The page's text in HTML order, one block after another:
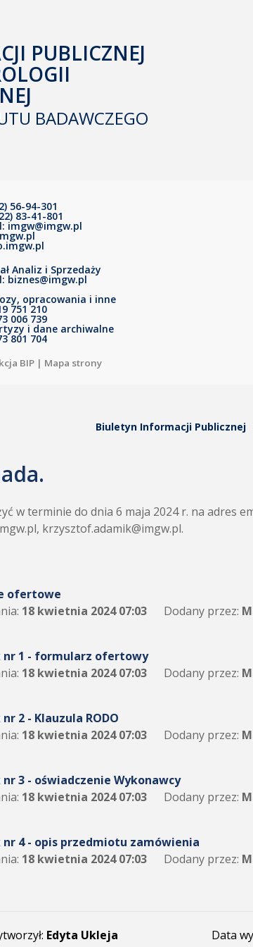
PUBLICZNEJ
BADAWCZEGO
56-94-301
83-41-801
imgw@imgw.pl
Analiz i Sprzedaży
biznes@imgw.pl
opracowania i inne
751 210
006 739
i dane archiwalne
801 704
BIP | Mapa strony
Biuletyn Informacji Publicznej
w terminie do dnia 6 maja 2024 r. na adres
krzysztof.adamik@imgw.pl.
ofertowe
18 kwietnia 2024 07:03 Dodany przez:
nr 1 - formularz ofertowy
18 kwietnia 2024 07:03 Dodany przez:
nr 2 - Klauzula RODO
18 kwietnia 2024 07:03 Dodany przez:
nr 3 - oświadczenie Wykonawcy
18 kwietnia 2024 07:03 Dodany przez:
nr 4 - opis przedmiotu zamówienia
18 kwietnia 2024 07:03 Dodany przez:
Edyta Ukleja
Data